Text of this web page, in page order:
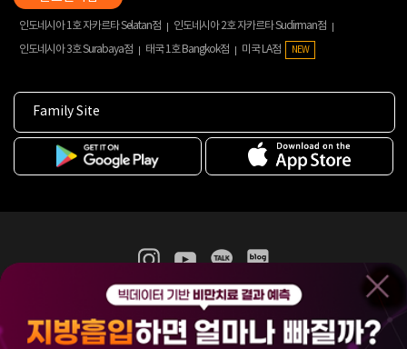
인도네시아 1호 자카르타 Selatan점
인도네시아 2호 자카르타 Sudirman점
인도네시아 3호 Surabaya점
태국 1호 Bangkok점 미국 LA점 NEW
Family Site
365mc 병·의원 이용약관
홈페이지 이용약관
비급여진료수가